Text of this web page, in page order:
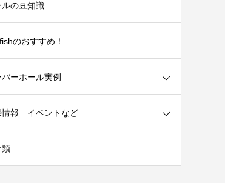
謹賀新年 2025年はチームを作ります！
ルの豆知識
のおすすめ！
バーホール実例
情報 イベントなど
類